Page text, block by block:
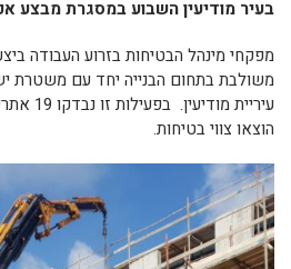
בעיר מודיעין השבוע במסגרת מבצע
מפקחי מינהל הבטיחות בזרוע העבודה
משולבת בתחום הבנייה יחד עם משטרת
הוצאו צווי בטיחות.